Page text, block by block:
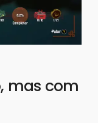
mas com